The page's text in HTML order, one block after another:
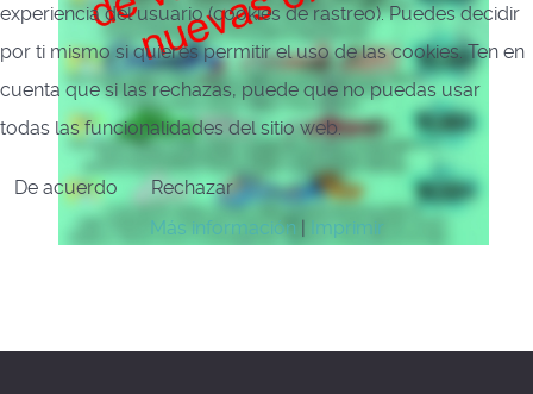
experiencia del usuario (cookies de rastreo). Puedes decidir
por ti mismo si quieres permitir el uso de las cookies. Ten en
cuenta que si las rechazas, puede que no puedas usar
todas las funcionalidades del sitio web.
De acuerdo
Rechazar
Más información | Imprimir